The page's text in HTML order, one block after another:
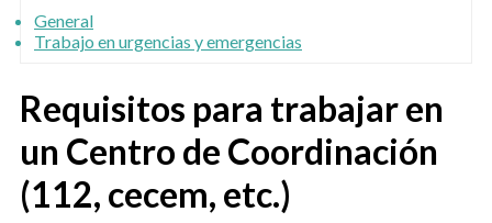
General
Trabajo en urgencias y emergencias
Requisitos para trabajar en
un Centro de Coordinación
(112, cecem, etc.)